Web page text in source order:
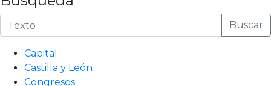
Buscar
Capital
Castilla y León
Congresos